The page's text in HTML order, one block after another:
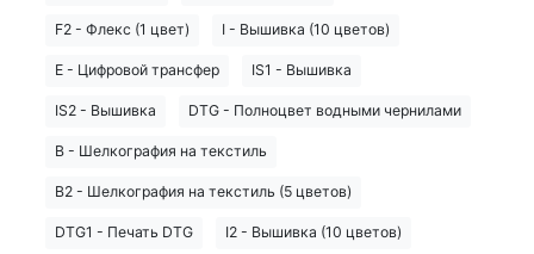
F2 - Флекс (1 цвет) I - Вышивка (10 цветов)
E - Цифровой трансфер IS1 - Вышивка
IS2 - Вышивка DTG - Полноцвет водными чернилами
B - Шелкография на текстиль
B2 - Шелкография на текстиль (5 цветов)
DTG1 - Печать DTG I2 - Вышивка (10 цветов)